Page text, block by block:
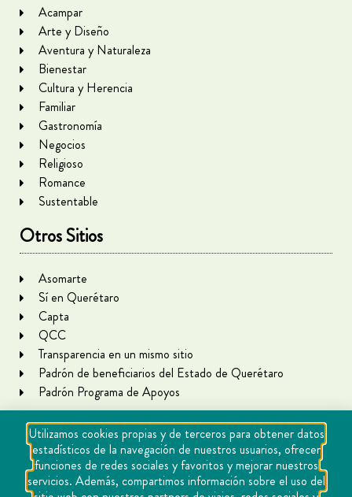
Acampar
Arte y Diseño
Aventura y Naturaleza
Bienestar
Cultura y Herencia
Familiar
Gastronomía
Negocios
Religioso
Romance
Sustentable
Otros Sitios
Asomarte
Sí en Querétaro
Capta
QCC
Transparencia en un mismo sitio
Padrón de beneficiarios del Estado de Querétaro
Padrón Programa de Apoyos
Utilizamos cookies propias y de terceros para obtener datos
estadísticos de la navegación de nuestros usuarios, ofrecer
funciones de redes sociales y favoritos y mejorar nuestros
servicios. Además, compartimos información sobre el uso del